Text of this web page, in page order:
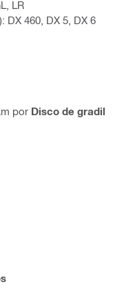
LR
DX 460, DX 5, DX 6
por Disco de gradil